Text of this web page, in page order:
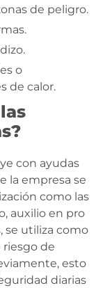
de peligro.
o
de calor.
con ayudas
la empresa se
como las
auxilio en pro
se utiliza como
de
esto
diarias